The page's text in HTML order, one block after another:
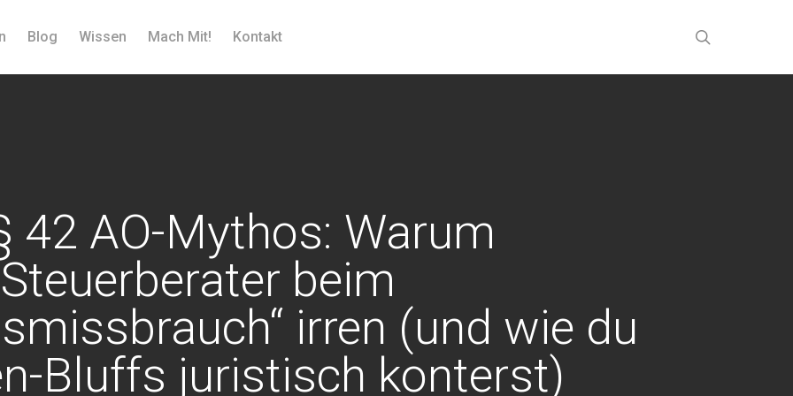
Blog Wissen Mach Mit! Kontakt
42 AO-Mythos: Warum
Steuerberater beim
irren (und wie du
Bluffs juristisch konterst)